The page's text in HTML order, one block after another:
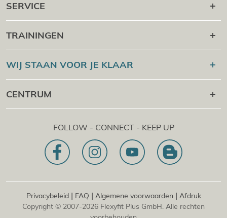
SERVICE
Carrière daarna
Online campus
Certificaatcontrole
TRAININGEN
Sport Academy
Massage Academy
Flexyfit®Schoonheid Academy
WIJ STAAN VOOR JE KLAAR
+43 1 997 27 38
[email protected]
Advies &amp; online aanvraag
Onze missie
CENTRUM
1030 | Oostenrijk
Dietrichgasse 27 E.EG2
Vestiging | DE
Konrad-Zuse-Platz 8
FOLLOW - CONNECT - KEEP UP
Privacybeleid| FAQ | Algemene voorwaarden | Afdruk
Copyright © 2007-2026 Flexyfit Plus GmbH. Alle rechten